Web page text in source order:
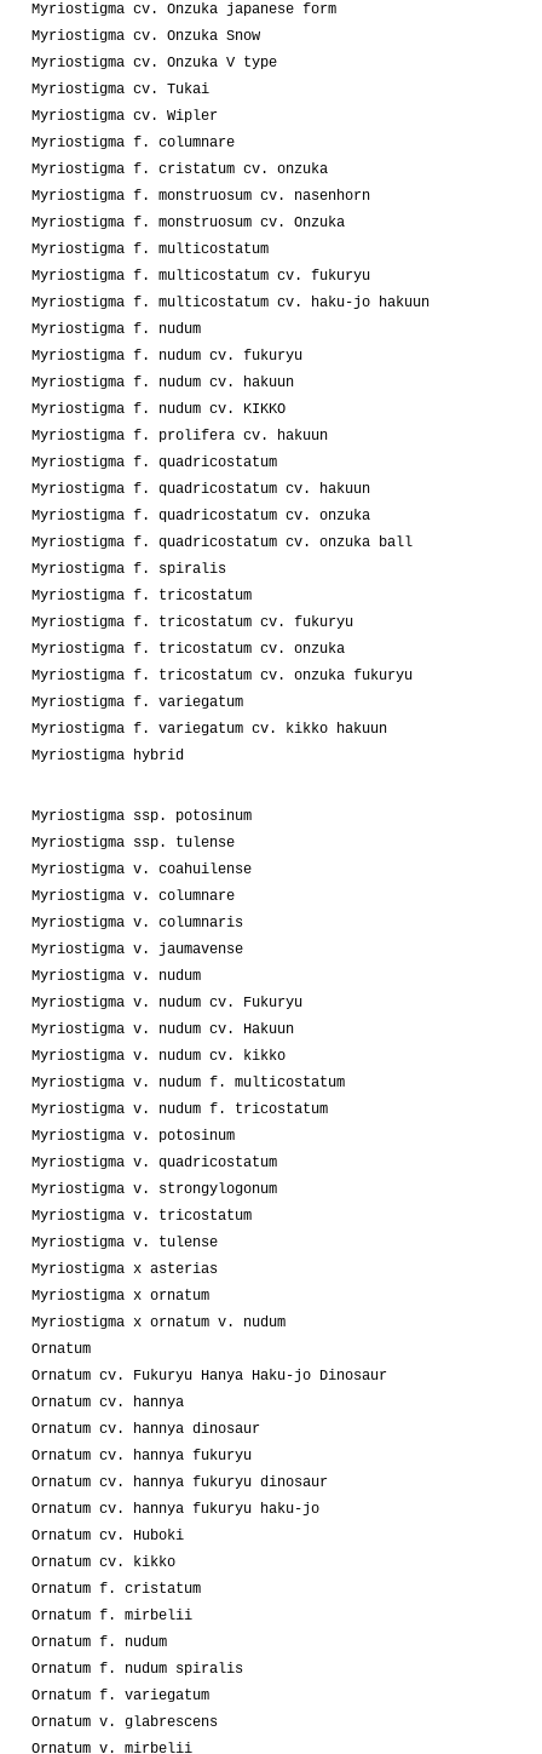
Myriostigma cv. Onzuka japanese form
Myriostigma cv. Onzuka Snow
Myriostigma cv. Onzuka V type
Myriostigma cv. Tukai
Myriostigma cv. Wipler
Myriostigma f. columnare
Myriostigma f. cristatum cv. onzuka
Myriostigma f. monstruosum cv. nasenhorn
Myriostigma f. monstruosum cv. Onzuka
Myriostigma f. multicostatum
Myriostigma f. multicostatum cv. fukuryu
Myriostigma f. multicostatum cv. haku-jo hakuun
Myriostigma f. nudum
Myriostigma f. nudum cv. fukuryu
Myriostigma f. nudum cv. hakuun
Myriostigma f. nudum cv. KIKKO
Myriostigma f. prolifera cv. hakuun
Myriostigma f. quadricostatum
Myriostigma f. quadricostatum cv. hakuun
Myriostigma f. quadricostatum cv. onzuka
Myriostigma f. quadricostatum cv. onzuka ball
Myriostigma f. spiralis
Myriostigma f. tricostatum
Myriostigma f. tricostatum cv. fukuryu
Myriostigma f. tricostatum cv. onzuka
Myriostigma f. tricostatum cv. onzuka fukuryu
Myriostigma f. variegatum
Myriostigma f. variegatum cv. kikko hakuun
Myriostigma hybrid
Myriostigma ssp. potosinum
Myriostigma ssp. tulense
Myriostigma v. coahuilense
Myriostigma v. columnare
Myriostigma v. columnaris
Myriostigma v. jaumavense
Myriostigma v. nudum
Myriostigma v. nudum cv. Fukuryu
Myriostigma v. nudum cv. Hakuun
Myriostigma v. nudum cv. kikko
Myriostigma v. nudum f. multicostatum
Myriostigma v. nudum f. tricostatum
Myriostigma v. potosinum
Myriostigma v. quadricostatum
Myriostigma v. strongylogonum
Myriostigma v. tricostatum
Myriostigma v. tulense
Myriostigma x asterias
Myriostigma x ornatum
Myriostigma x ornatum v. nudum
Ornatum
Ornatum cv. Fukuryu Hanya Haku-jo Dinosaur
Ornatum cv. hannya
Ornatum cv. hannya dinosaur
Ornatum cv. hannya fukuryu
Ornatum cv. hannya fukuryu dinosaur
Ornatum cv. hannya fukuryu haku-jo
Ornatum cv. Huboki
Ornatum cv. kikko
Ornatum f. cristatum
Ornatum f. mirbelii
Ornatum f. nudum
Ornatum f. nudum spiralis
Ornatum f. variegatum
Ornatum v. glabrescens
Ornatum v. mirbelii